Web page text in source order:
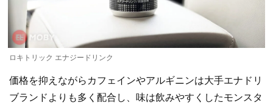
ロキトリック エナジードリンク
価格を抑えながらカフェインやアルギニンは大手エナドリ
ブランドよりも多く配合し、味は飲みやすくしたモンスタ